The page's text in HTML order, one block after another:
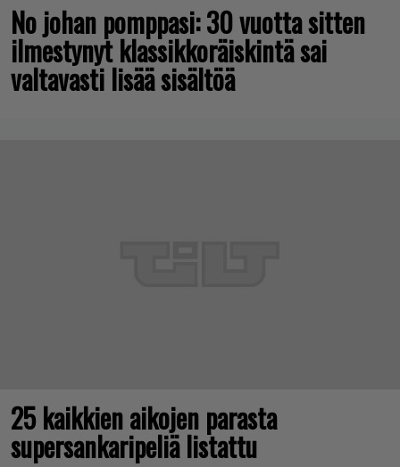
No johan pomppasi: 30 vuotta sitten
ilmestynyt klassikkoräiskintä sai
valtavasti lisää sisältöä
25 kaikkien aikojen parasta
supersankaripeliä listattu